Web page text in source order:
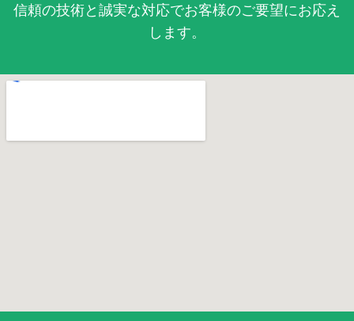
信頼の技術と誠実な対応でお客様のご要望にお応え
します。